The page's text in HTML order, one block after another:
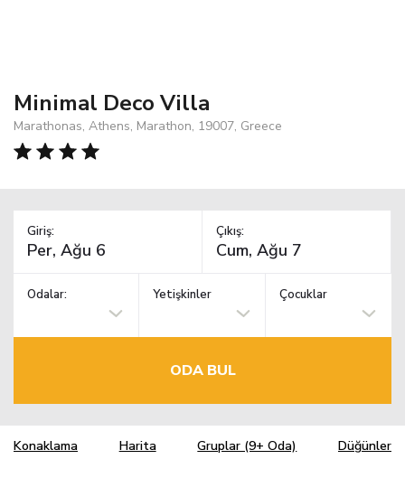
Minimal Deco Villa
Marathonas, Athens, Marathon, 19007, Greece
Giriş: Çıkış:
Odalar: Yetişkinler Çocuklar
ODA BUL
Konaklama Harita Gruplar (9+ Oda) Düğünler